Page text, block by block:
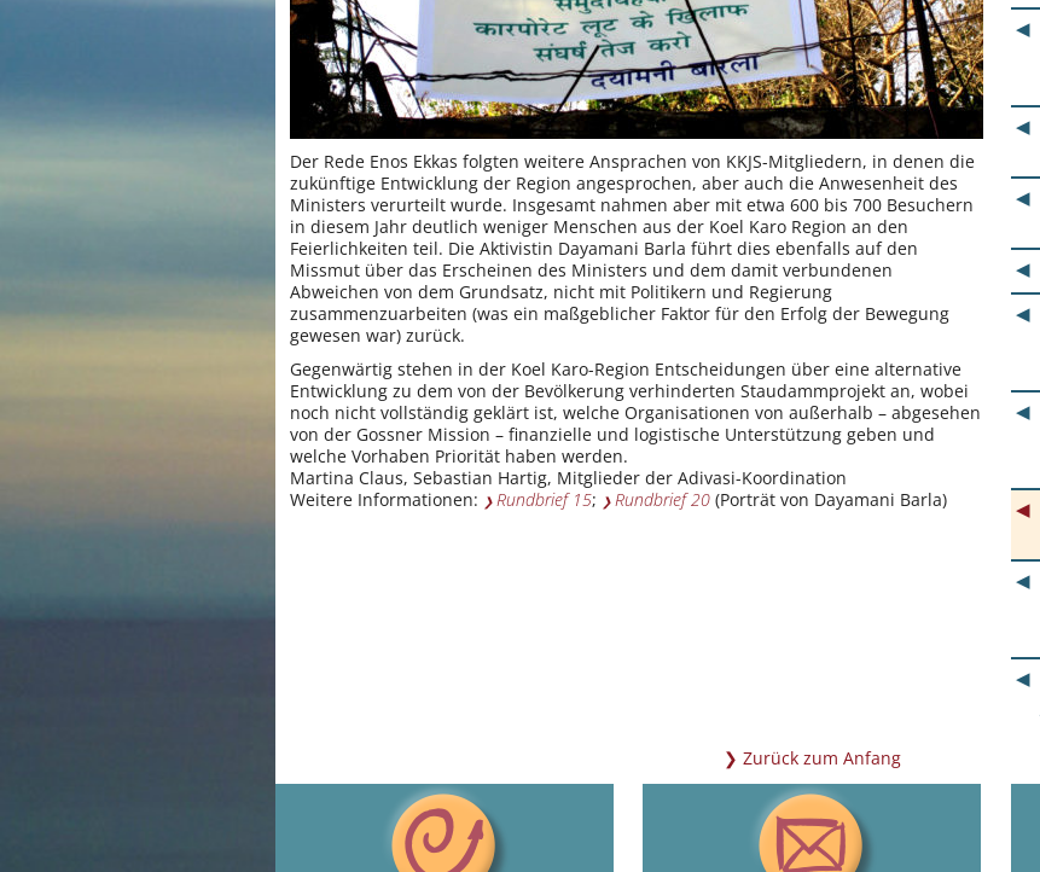
Der Rede Enos Ekkas folgten weitere Ansprachen von KKJS-Mitgliedern, in denen die
zukünftige Entwicklung der Region angesprochen, aber auch die Anwesenheit des
Ministers verurteilt wurde. Insgesamt nahmen aber mit etwa 600 bis 700 Besuchern
in diesem Jahr deutlich weniger Menschen aus der Koel Karo Region an den
Feierlichkeiten teil. Die Aktivistin Dayamani Barla führt dies ebenfalls auf den
Missmut über das Erscheinen des Ministers und dem damit verbundenen
Abweichen von dem Grundsatz, nicht mit Politikern und Regierung
zusammenzuarbeiten (was ein maßgeblicher Faktor für den Erfolg der Bewegung
gewesen war) zurück.
Gegenwärtig stehen in der Koel Karo-Region Entscheidungen über eine alternative
Entwicklung zu dem von der Bevölkerung verhinderten Staudammprojekt an, wobei
noch nicht vollständig geklärt ist, welche Organisationen von außerhalb – abgesehen
von der Gossner Mission – finanzielle und logistische Unterstützung geben und
welche Vorhaben Priorität haben werden.
Martina Claus, Sebastian Hartig, Mitglieder der Adivasi-Koordination
Weitere Informationen:
Rundbrief 15; Rundbrief 20(Porträt von Dayamani Barla)
Zurück zum Anfang